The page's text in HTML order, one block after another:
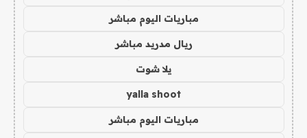
مباريات اليوم مباشر
ريال مدريد مباشر
يلا شوت
yalla shoot
مباريات اليوم مباشر